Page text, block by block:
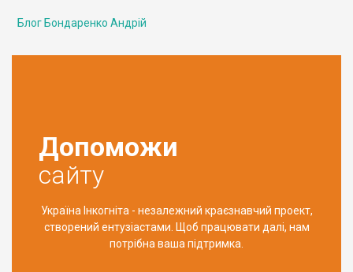
Блог Бондаренко Андрій
Допоможи
сайту
Україна Інкогніта - незалежний краєзнавчий проект,
створений ентузіастами. Щоб працювати далі, нам
потрібна ваша підтримка.